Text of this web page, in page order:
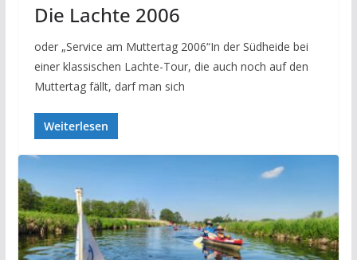
Die Lachte 2006
oder „Service am Muttertag 2006“In der Südheide bei
einer klassischen Lachte-Tour, die auch noch auf den
Muttertag fällt, darf man sich
Weiterlesen